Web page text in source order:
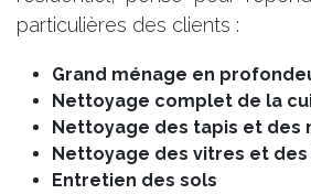
particulières des clients :
Grand ménage en
Nettoyage complet de la
Nettoyage des tapis et des
Nettoyage des vitres et
Entretien des sols